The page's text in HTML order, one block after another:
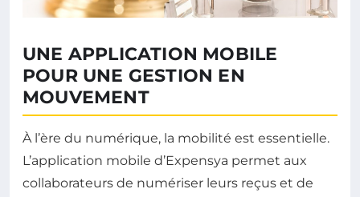
UNE APPLICATION MOBILE
POUR UNE GESTION EN
MOUVEMENT
À l’ère du numérique, la mobilité est essentielle.
L’application mobile d’Expensya permet aux
collaborateurs de numériser leurs reçus et de